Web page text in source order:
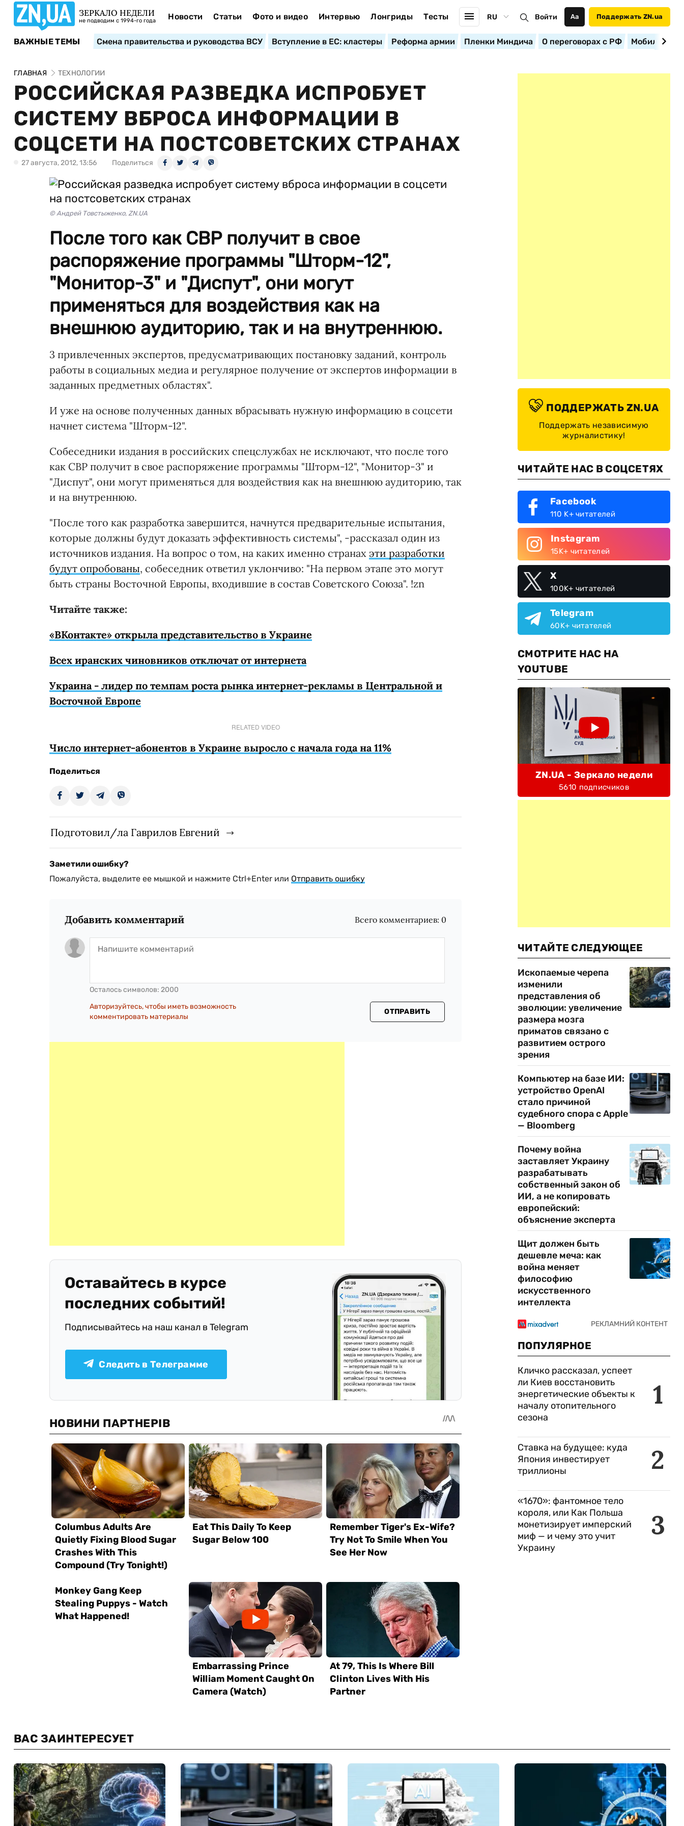
ЗЕРКАЛО НЕДЕЛИ
не подводим с 1994-го года Новости Статьи Фото и видео Интервью Лонгриды Тесты RU Войти Аа Поддержать ZN.ua
ВАЖНЫЕ ТЕМЫ Смена правительства и руководства ВСУ Вступление в ЕС: кластеры Реформа армии Пленки Миндича О переговорах с РФ
ГЛАВНАЯ ТЕХНОЛОГИИ
РОССИЙСКАЯ РАЗВЕДКА ИСПРОБУЕТ
СИСТЕМУ ВБРОСА ИНФОРМАЦИИ В
СОЦСЕТИ НА ПОСТСОВЕТСКИХ СТРАНАХ
27 августа, 2012, 13:56 Поделиться
© Андрей Товстыженко, ZN.UA
После того как СВР получит в свое
распоряжение программы "Шторм-12",
"Монитор-3" и "Диспут", они могут
применяться для воздействия как на
внешнюю аудиторию, так и на внутреннюю.
3 привлеченных экспертов, предусматривающих постановку заданий, контроль
работы в социальных медиа и регулярное получение от экспертов информации в
заданных предметных областях".
И уже на основе полученных данных вбрасывать нужную информацию в соцсети
начнет система "Шторм-12".
Собеседники издания в российских спецслужбах не исключают, что после того
как СВР получит в свое распоряжение программы "Шторм-12", "Монитор-3" и
"Диспут", они могут применяться для воздействия как на внешнюю аудиторию, так
и на внутреннюю.
"После того как разработка завершится, начнутся предварительные испытания,
которые должны будут доказать эффективность системы", -рассказал один из
источников издания. На вопрос о том, на каких именно странах эти разработки
будут опробованы, собеседник ответил уклончиво: "На первом этапе это могут
быть страны Восточной Европы, входившие в состав Советского Союза". !zn
Читайте также:
«ВКонтакте» открыла представительство в Украине
Всех иранских чиновников отключат от интернета
Украина - лидер по темпам роста рынка интернет-рекламы в Центральной и
Восточной Европе
RELATED VIDEO
Число интернет-абонентов в Украине выросло с начала года на 11%
Поделиться
Подготовил/ла Гаврилов Евгений
Заметили ошибку?
Пожалуйста, выделите ее мышкой и нажмите Ctrl+Enter или Отправить ошибку
Добавить комментарий Всего комментариев: 0
Осталось символов: 2000
Авторизуйтесь, чтобы иметь возможность
комментировать материалы
ОТПРАВИТЬ
Оставайтесь в курсе
последних событий!
Подписывайтесь на наш канал в Telegram
Следить в Телеграмме
ПОДДЕРЖАТЬ ZN.UA
Поддержать независимую
журналистику!
ЧИТАЙТЕ НАС В СОЦСЕТЯХ
Facebook
110 K+ читателей
Instagram
15K+ читателей
X
100K+ читателей
Telegram
60K+ читателей
СМОТРИТЕ НАС НА
YOUTUBE
ZN.UA - Зеркало недели
5610 подписчиков
ЧИТАЙТЕ СЛЕДУЮЩЕЕ
Ископаемые черепа
изменили
представления об
эволюции: увеличение
размера мозга
приматов связано с
развитием острого
зрения
Компьютер на базе ИИ:
устройство OpenAI
стало причиной
судебного спора с Apple
— Bloomberg
Почему война
заставляет Украину
разрабатывать
собственный закон об
ИИ, а не копировать
европейский:
объяснение эксперта
Щит должен быть
дешевле меча: как
война меняет
философию
искусственного
интеллекта
ПОПУЛЯРНОЕ
1
Кличко рассказал, успеет
ли Киев восстановить
энергетические объекты к
началу отопительного
сезона
2
Ставка на будущее: куда
Япония инвестирует
триллионы
3
«1670»: фантомное тело
короля, или Как Польша
монетизирует имперский
миф — и чему это учит
Украину
ВАС ЗАИНТЕРЕСУЕТ